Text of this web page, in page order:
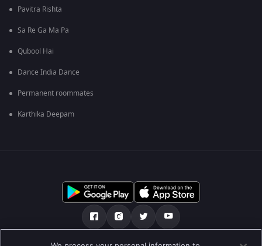
Pavitra Rishta
Sa Re Ga Ma Pa
Qubool Hai
Dance India Dance
Permanent roommates
Karthika Deepam